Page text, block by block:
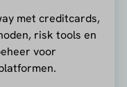
met creditcards,
risk tools en
voor